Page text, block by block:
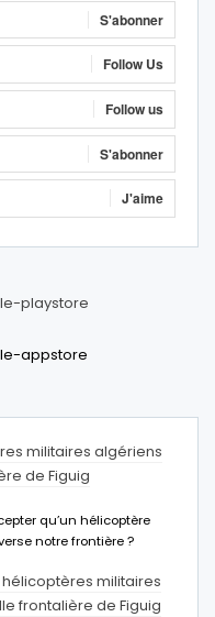
S'abonner
Follow Us
Follow us
S'abonner
J'aime
militaires algériens
de Figuig
qu’un hélicoptère
notre frontière ?
hélicoptères militaires
frontalière de Figuig